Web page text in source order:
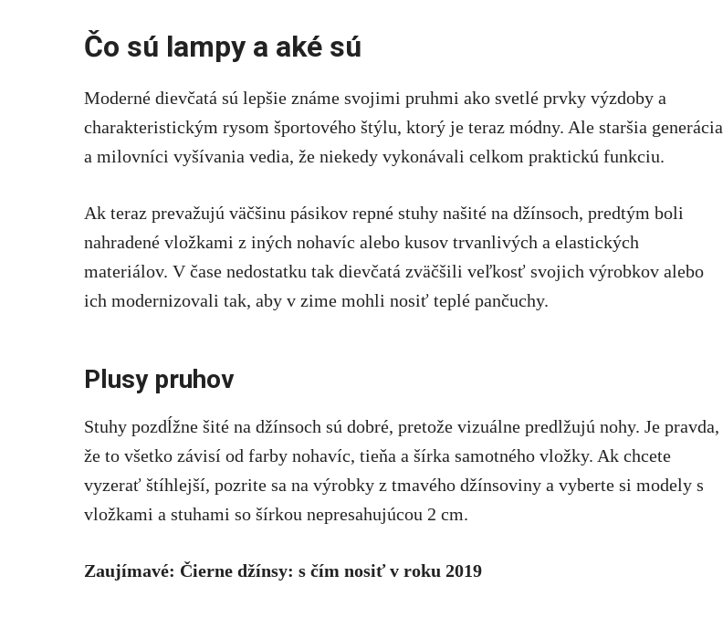
Čo sú lampy a aké sú
Moderné dievčatá sú lepšie známe svojimi pruhmi ako svetlé prvky výzdoby a
charakteristickým rysom športového štýlu, ktorý je teraz módny. Ale staršia generácia
a milovníci vyšívania vedia, že niekedy vykonávali celkom praktickú funkciu.
Ak teraz prevažujú väčšinu pásikov repné stuhy našité na džínsoch, predtým boli
nahradené vložkami z iných nohavíc alebo kusov trvanlivých a elastických
materiálov. V čase nedostatku tak dievčatá zväčšili veľkosť svojich výrobkov alebo
ich modernizovali tak, aby v zime mohli nosiť teplé pančuchy.
Plusy pruhov
Stuhy pozdĺžne šité na džínsoch sú dobré, pretože vizuálne predlžujú nohy. Je pravda,
že to všetko závisí od farby nohavíc, tieňa a šírka samotného vložky. Ak chcete
vyzerať štíhlejší, pozrite sa na výrobky z tmavého džínsoviny a vyberte si modely s
vložkami a stuhami so šírkou nepresahujúcou 2 cm.
Zaujímavé: Čierne džínsy: s čím nosiť v roku 2019